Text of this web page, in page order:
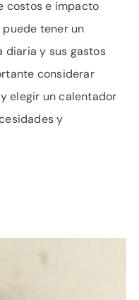
costos e impacto
tener un
diaria y sus gastos
considerar
elegir un calentador
y